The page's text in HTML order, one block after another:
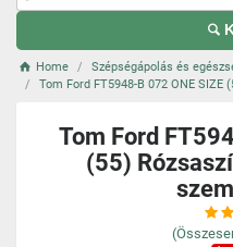
Home Szépségápolás és
Tom Ford FT5948-B 072 ONE
Tom Ford
(55)